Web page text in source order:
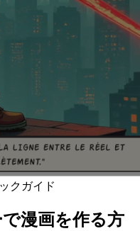
クガイド
漫画を作る方